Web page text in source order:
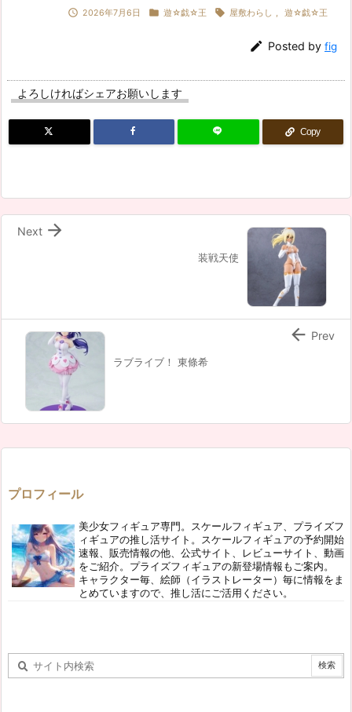
 2026年7月6日  遊☆戯☆王  屋敷わらし 遊☆戯☆王
 Posted by fig
よろしければシェアお願いします
Copy
装戦天使

Next
ラブライブ！ 東條希
 Prev
プロフィール
美少女フィギュア専門。スケールフィギュア、プライズフ
ィギュアの推し活サイト。スケールフィギュアの予約開始
速報、販売情報の他、公式サイト、レビューサイト、動画
をご紹介。プライズフィギュアの新登場情報もご案内。
キャラクター毎、絵師（イラストレーター）毎に情報をま
とめていますので、推し活にご活用ください。